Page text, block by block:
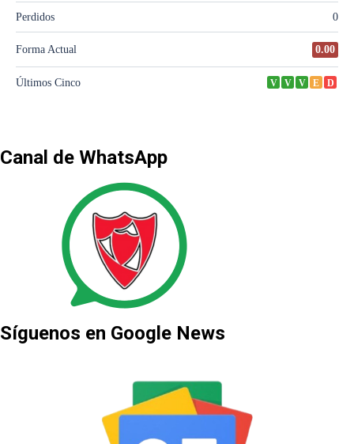
Canal de WhatsApp
Síguenos en Google News